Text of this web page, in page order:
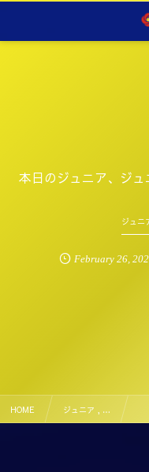
本日のジュニア、ジ
ジュニ
February 26,
HOME ジュニア , …